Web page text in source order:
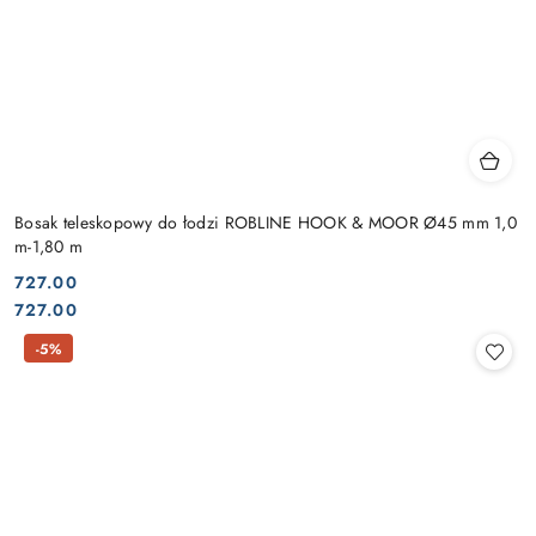
Bosak teleskopowy do łodzi ROBLINE HOOK & MOOR Ø45 mm 1,0
m-1,80 m
Cena:
727.00
Cena:
727.00
-5%